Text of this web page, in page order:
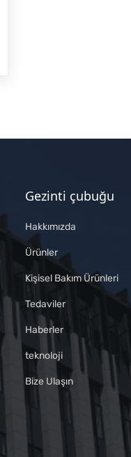
Gezinti çubuğu
Hakkımızda
Ürünler
Kişisel Bakım Ürünleri
Tedaviler
Haberler
teknoloji
Bize Ulaşın